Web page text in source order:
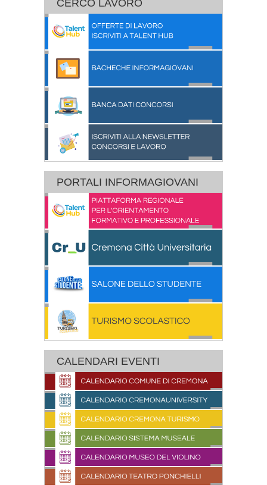
CERCO LAVORO
PORTALI INFORMAGIOVANI
CALENDARI EVENTI